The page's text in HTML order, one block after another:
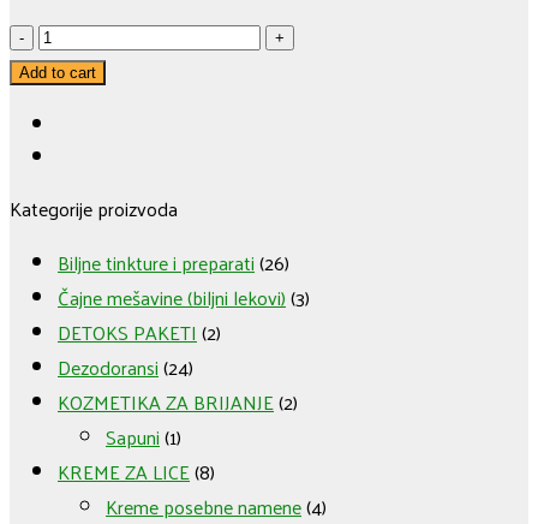
ČAJNA
MEŠAVINA
ČIŠĆENJE
(
quantity
Add to cart
Kategorije proizvoda
Biljne tinkture i preparati(26)
Čajne mešavine (biljni lekovi)(3)
DETOKS PAKETI(2)
Dezodoransi(24)
KOZMETIKA ZA BRIJANJE(2)
Sapuni(1)
KREME ZA LICE(8)
Kreme posebne namene(4)